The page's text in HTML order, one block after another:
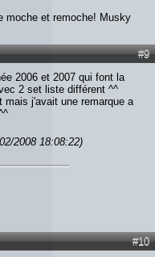
moche et remoche! Musky
#9
2006 et 2007 qui font la
2 set liste différent ^^
j'avait une remarque a
2008 18:08:22)
#10